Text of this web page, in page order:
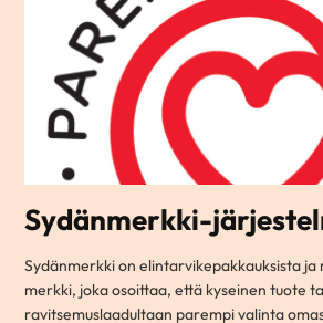
Sydänmerkki-
Sydänmerkki on elintarvikepakkauksista
merkki, joka osoittaa, että kyseinen tuote
ravitsemuslaadultaan parempi valinta